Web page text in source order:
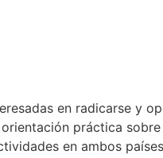
en radicarse y
práctica
en ambos